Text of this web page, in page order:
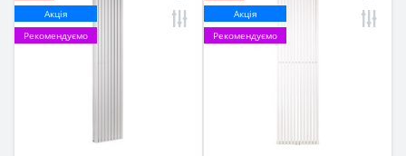
Акція
Рекомендуємо
Акція
Рекомендуємо